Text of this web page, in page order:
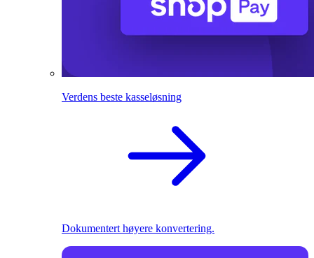
Verdens beste kasseløsning
Dokumentert høyere konvertering.